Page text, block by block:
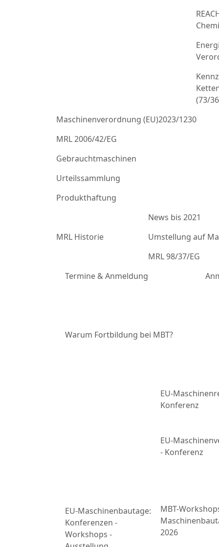
(73/
Maschinenverordnung (EU)2023/1230
MRL 2006/42/EG
Gebrauchtmaschinen
Urteilssammlung
Produkthaftung
MRL Historie
News bis 2021
Umstellung auf
MRL 98/37/EG
Termine & Anmeldung
Warum Fortbildung bei MBT?
EU-Maschinenbautage:
Konferenzen -
Workshops -
EU-
Konferenz
EU-
- Konferenz
MBT-
2026